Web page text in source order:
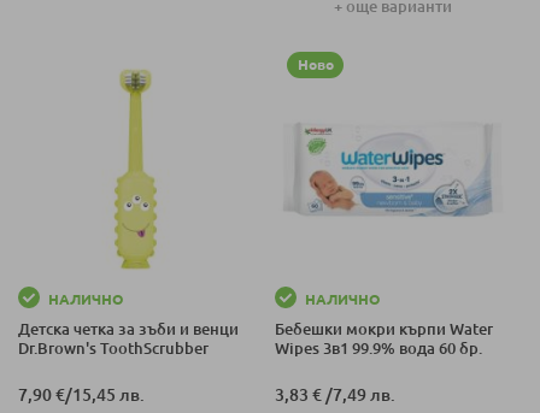
+ още варианти
НАЛИЧНО
Детска четка за зъби и венци
Dr.Brown's ToothScrubber
7,90 €/15,45 лв.
Ново
НАЛИЧНО
Бебешки мокри кърпи Water
Wipes 3в1 99.9% вода 60 бр.
3,83 € /7,49 лв.